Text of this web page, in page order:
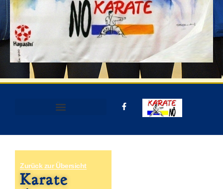
Zurück zur Übersicht
Karate